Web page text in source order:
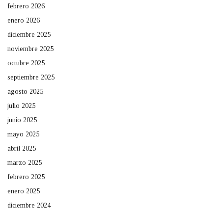
febrero 2026
enero 2026
diciembre 2025
noviembre 2025
octubre 2025
septiembre 2025
agosto 2025
julio 2025
junio 2025
mayo 2025
abril 2025
marzo 2025
febrero 2025
enero 2025
diciembre 2024